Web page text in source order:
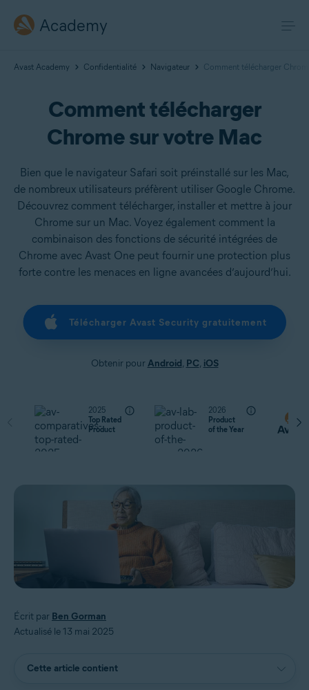
Academy
Avast Academy Confidentialité Navigateur Comment télécharger
Comment télécharger
Chrome sur votre Mac
Bien que le navigateur Safari soit préinstallé sur les Mac,
de nombreux utilisateurs préfèrent utiliser Google Chrome.
Découvrez comment télécharger, installer et mettre à jour
Chrome sur un Mac. Voyez également comment la
combinaison des fonctions de sécurité intégrées de
Chrome avec Avast One peut fournir une protection plus
forte contre les menaces en ligne avancées d’aujourd’hui.
Télécharger Avast Security gratuitement
Obtenir pourAndroid, PC, iOS
2025
Top Rated
Product
2026
Product
of the Year
Écrit par Ben Gorman
Actualisé le 13 mai 2025
Cette article contient